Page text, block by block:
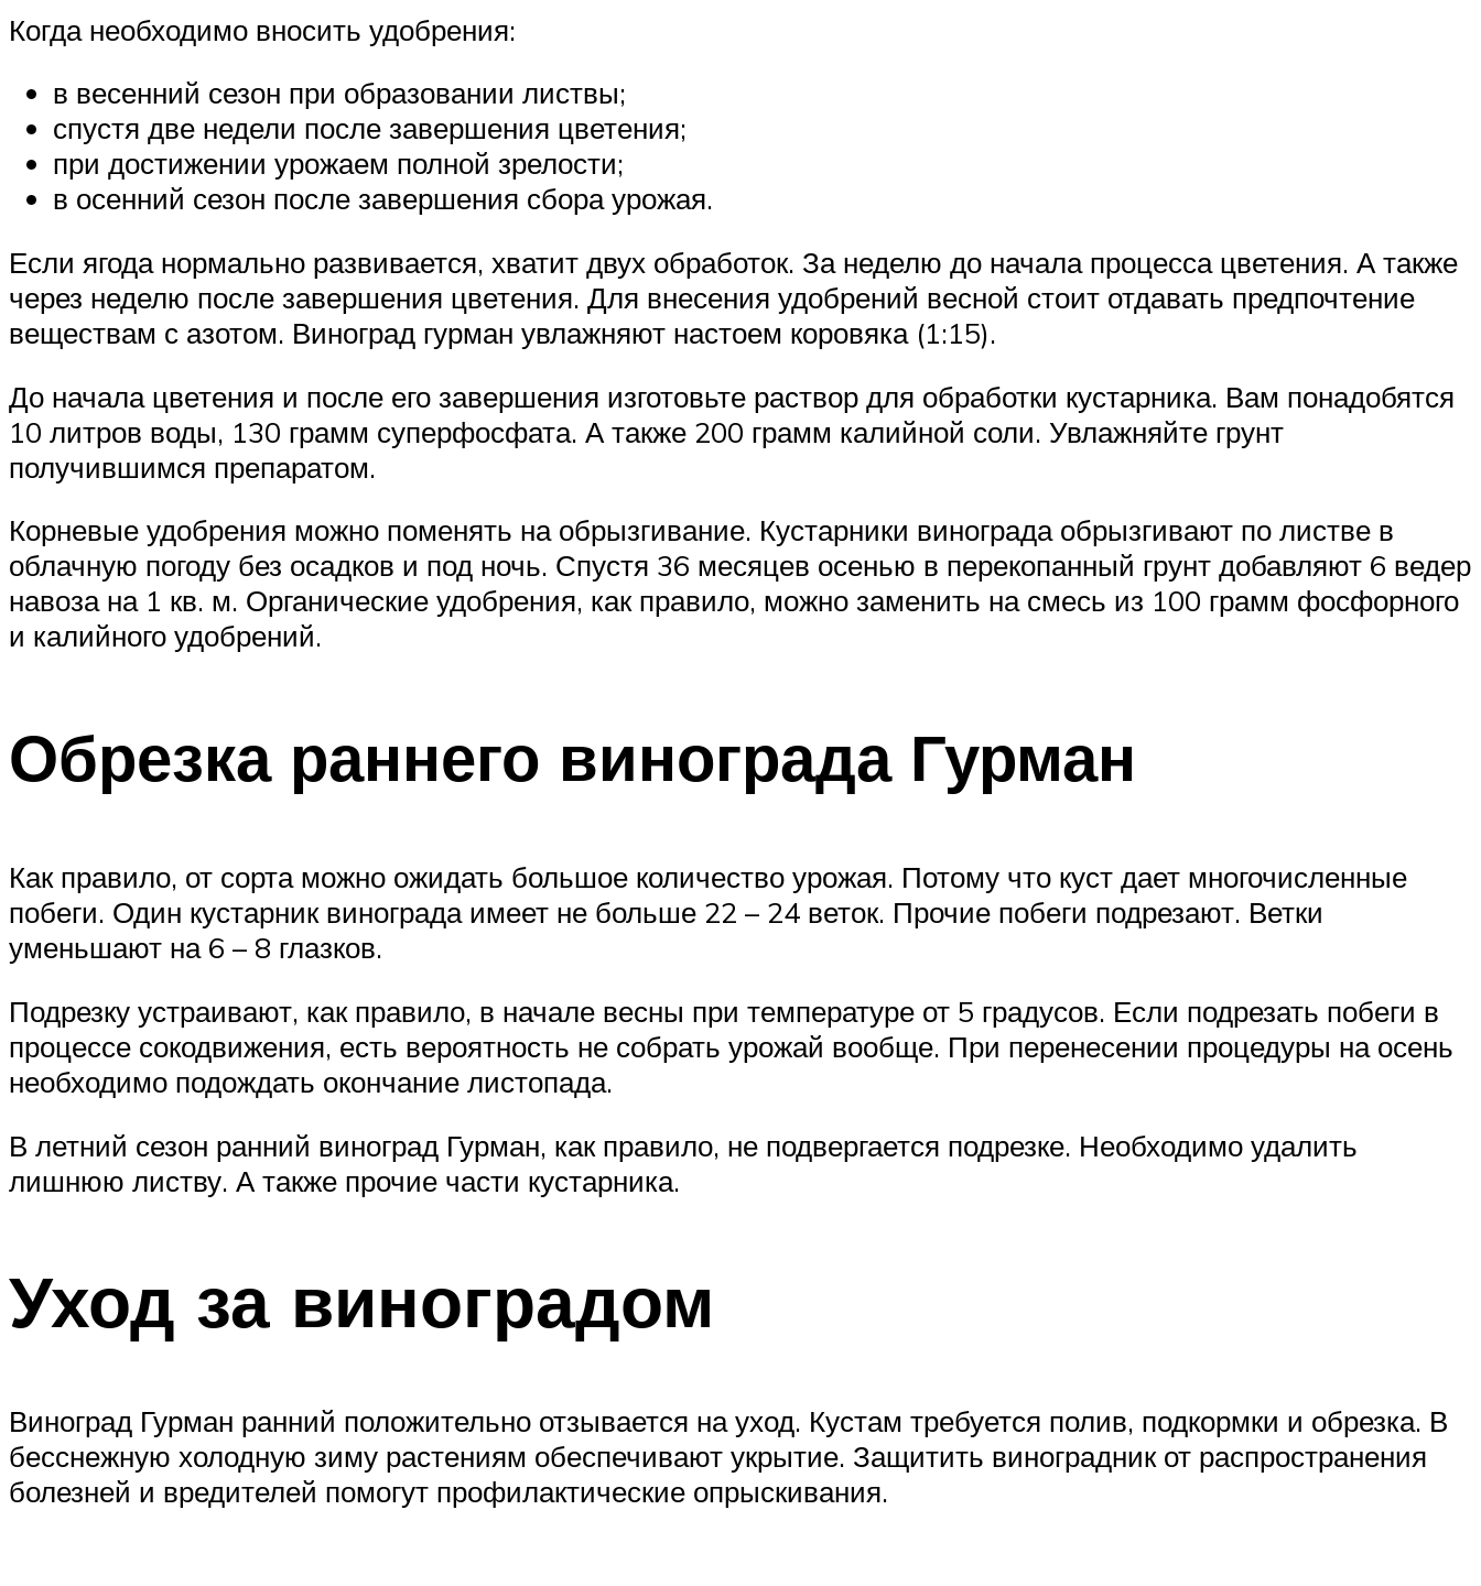
Когда необходимо вносить удобрения:
в весенний сезон при образовании листвы;
спустя две недели после завершения цветения;
при достижении урожаем полной зрелости;
в осенний сезон после завершения сбора урожая.
Если ягода нормально развивается, хватит двух обработок. За неделю до начала процесса цветения. А также
через неделю после завершения цветения. Для внесения удобрений весной стоит отдавать предпочтение
веществам с азотом. Виноград гурман увлажняют настоем коровяка (1:15).
До начала цветения и после его завершения изготовьте раствор для обработки кустарника. Вам понадобятся
10 литров воды, 130 грамм суперфосфата. А также 200 грамм калийной соли. Увлажняйте грунт
получившимся препаратом.
Корневые удобрения можно поменять на обрызгивание. Кустарники винограда обрызгивают по листве в
облачную погоду без осадков и под ночь. Спустя 36 месяцев осенью в перекопанный грунт добавляют 6 ведер
навоза на 1 кв. м. Органические удобрения, как правило, можно заменить на смесь из 100 грамм фосфорного
и калийного удобрений.
Обрезка раннего винограда Гурман
Как правило, от сорта можно ожидать большое количество урожая. Потому что куст дает многочисленные
побеги. Один кустарник винограда имеет не больше 22 – 24 веток. Прочие побеги подрезают. Ветки
уменьшают на 6 – 8 глазков.
Подрезку устраивают, как правило, в начале весны при температуре от 5 градусов. Если подрезать побеги в
процессе сокодвижения, есть вероятность не собрать урожай вообще. При перенесении процедуры на осень
необходимо подождать окончание листопада.
В летний сезон ранний виноград Гурман, как правило, не подвергается подрезке. Необходимо удалить
лишнюю листву. А также прочие части кустарника.
Уход за виноградом
Виноград Гурман ранний положительно отзывается на уход. Кустам требуется полив, подкормки и обрезка. В
бесснежную холодную зиму растениям обеспечивают укрытие. Защитить виноградник от распространения
болезней и вредителей помогут профилактические опрыскивания.